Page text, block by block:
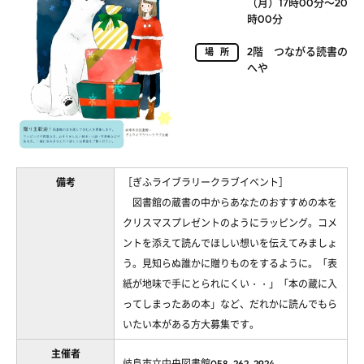
時00分
場所
2階 つながる読書の
へや
備考
［ぎふライブラリークラブイベント］
図書館の蔵書の中からあなたのおすすめの本を
クリスマスプレゼントのようにラッピング。コメ
ントを添えて読んでほしい想いを伝えてみましょ
う。見知らぬ誰かに贈りものをするように。「表
紙が地味で手にとられにくい・・」「本の蔵に入
ってしまったあの本」など、だれかに読んでもら
いたい本がある方大募集です。
主催者